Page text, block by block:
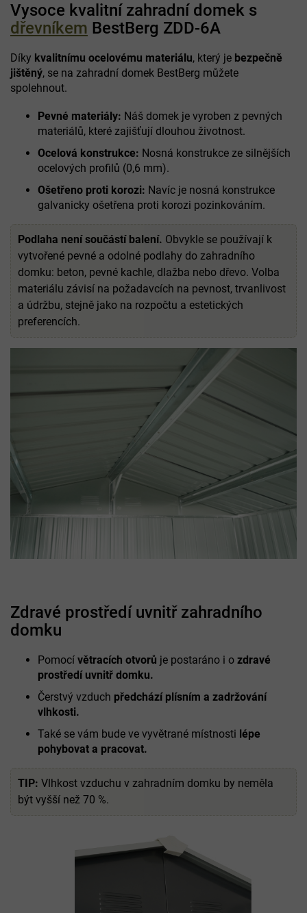
Vysoce kvalitní zahradní domek s
dřevníkem BestBerg ZDD-6A
Díky kvalitnímu ocelovému materiálu, který je bezpečně
jištěný, se na zahradní domek BestBerg můžete
spolehnout.
Pevné materiály: Náš domek je vyroben z pevných
materiálů, které zajišťují dlouhou životnost.
Ocelová konstrukce: Nosná konstrukce ze silnějších
ocelových profilů (0,6 mm).
Ošetřeno proti korozi: Navíc je nosná konstrukce
galvanicky ošetřena proti korozi pozinkováním.
Podlaha není součástí balení. Obvykle se používají k
vytvořené pevné a odolné podlahy do zahradního
domku: beton, pevné kachle, dlažba nebo dřevo. Volba
materiálu závisí na požadavcích na pevnost, trvanlivost
a údržbu, stejně jako na rozpočtu a estetických
preferencích.
Zdravé prostředí uvnitř zahradního
domku
Pomocí větracích otvorů je postaráno i o zdravé
prostředí uvnitř domku.
Čerstvý vzduch předchází plísním a zadržování
vlhkosti.
Také se vám bude ve vyvětrané místnosti lépe
pohybovat a pracovat.
TIP: Vlhkost vzduchu v zahradním domku by neměla
být vyšší než 70 %.